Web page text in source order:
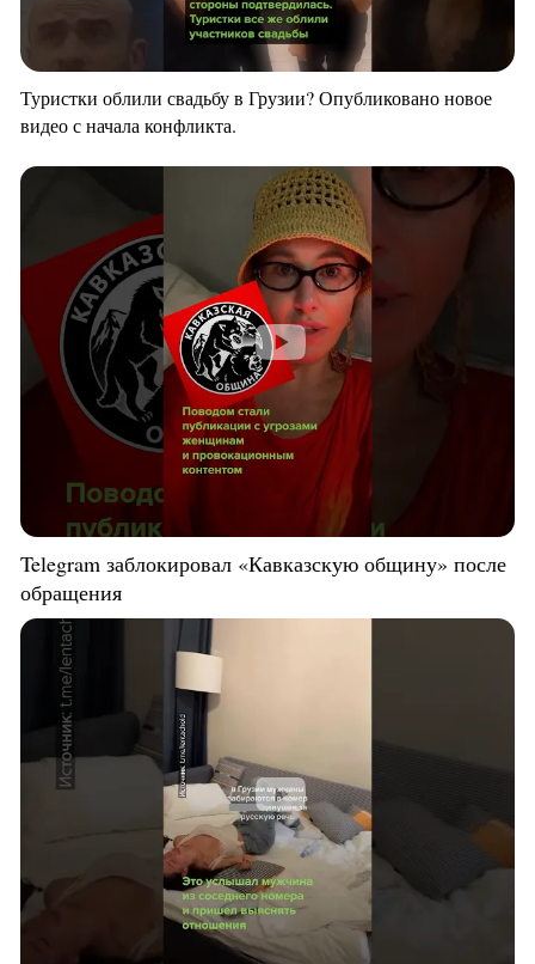
Туристки облили свадьбу в Грузии? Опубликовано новое
видео с начала конфликта.
Telegram заблокировал «Кавказскую общину» после
обращения